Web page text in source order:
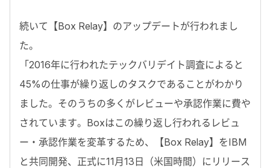
続いて【Box Relay】のアップデートが行われまし
た。
「2016年に行われたテックバリデイト調査によると
45%の仕事が繰り返しのタスクであることがわかり
ました。そのうちの多くがレビューや承認作業に費や
されています。Boxはこの繰り返し行われるレビュ
ー・承認作業を変革するため、【Box Relay】をIBM
と共同開発、正式に11月13日（米国時間）にリリース